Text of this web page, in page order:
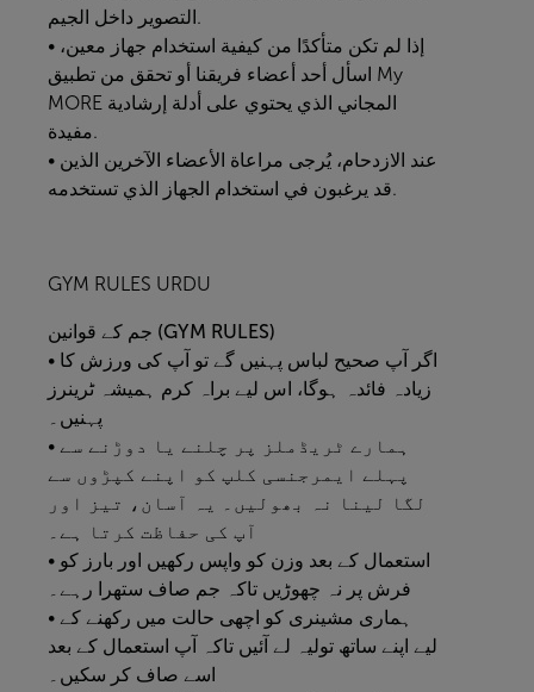
• إذا لم تكن متأكدًا من كيفية استخدام جهاز معين،
My
MORE
• عند الازدحام، يُرجى مراعاة الأعضاء الآخرين الذين
GYM RULES URDU
جم کے
قوانین (GYM RULES)
• اگر آپ صحیح لباس پہنیں گے تو آپ کی ورزش کا
زیادہ فائدہ ہوگا، اس لیے براہ کرم ہمیشہ ٹرینرز
پہنیں۔
• ہمارے ٹریڈملز پر چلنے یا دوڑنے سے
پہلے ایمرجنسی کلپ کو اپنے کپڑوں سے
لگا لینا نہ بھولیں۔ یہ آسان، تیز اور
آپ کی حفاظت کرتا ہے۔
• استعمال کے بعد وزن کو واپس رکھیں اور بارز کو
فرش پر نہ چھوڑیں تاکہ جم صاف ستھرا رہے۔
• ہماری مشینری کو اچھی حالت میں رکھنے کے
لیے اپنے ساتھ تولیہ لے آئیں تاکہ آپ استعمال کے بعد
اسے صاف کر سکیں۔